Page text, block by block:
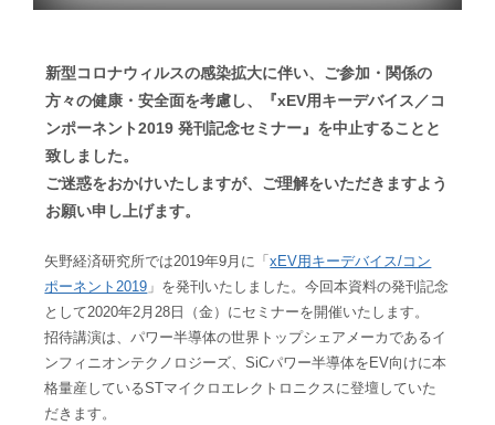
新型コロナウィルスの感染拡大に伴い、ご参加・関係の
方々の健康・安全面を考慮し、『xEV用キーデバイス／コ
ンポーネント2019 発刊記念セミナー』を中止することと
致しました。
ご迷惑をおかけいたしますが、ご理解をいただきますよう
お願い申し上げます。
矢野経済研究所では2019年9月に「xEV用キーデバイス/コン
ポーネント2019 」を発刊いたしました。今回本資料の発刊記念
として2020年2月28日（金）にセミナーを開催いたします。
招待講演は、パワー半導体の世界トップシェアメーカであるイ
ンフィニオンテクノロジーズ、SiCパワー半導体をEV向けに本
格量産しているSTマイクロエレクトロニクスに登壇していた
だきます。